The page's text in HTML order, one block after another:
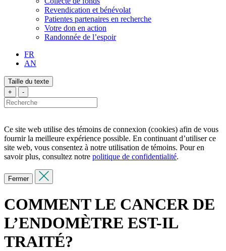
Revendication et bénévolat
Patientes partenaires en recherche
Votre don en action
Randonnée de l’espoir
FR
AN
Taille du texte
+
-
Ce site web utilise des témoins de connexion (cookies) afin de vous
fournir la meilleure expérience possible. En continuant d’utiliser ce
site web, vous consentez à notre utilisation de témoins. Pour en
savoir plus, consultez notre politique de confidentialité.
Fermer
COMMENT LE CANCER DE
L’ENDOMÈTRE EST-IL
TRAITÉ?